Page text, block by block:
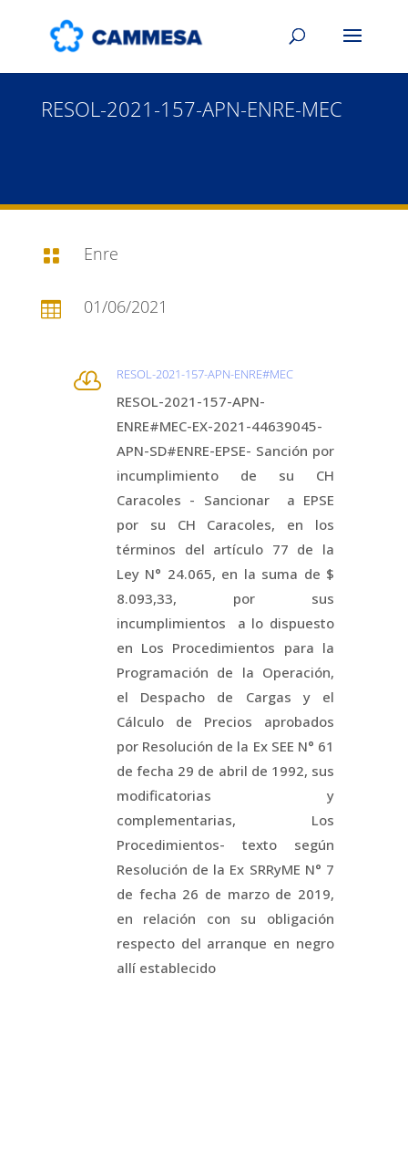
RESOL-2021-157-APN-ENRE-MEC
 Enre
 01/06/2021
 RESOL-2021-157-APN-ENRE#MEC
RESOL-2021-157-APN-
ENRE#MEC-EX-2021-44639045-
APN-SD#ENRE-EPSE- Sanción por
incumplimiento de su CH
Caracoles - Sancionar a EPSE
por su CH Caracoles, en los
términos del artículo 77 de la
Ley N° 24.065, en la suma de $
8.093,33, por sus
incumplimientos a lo dispuesto
en Los Procedimientos para la
Programación de la Operación,
el Despacho de Cargas y el
Cálculo de Precios aprobados
por Resolución de la Ex SEE N° 61
de fecha 29 de abril de 1992, sus
modificatorias y
complementarias, Los
Procedimientos- texto según
Resolución de la Ex SRRyME N° 7
de fecha 26 de marzo de 2019,
en relación con su obligación
respecto del arranque en negro
allí establecido